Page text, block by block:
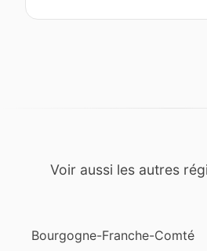
Voir aussi les autres
Bourgogne-Franche-Comté